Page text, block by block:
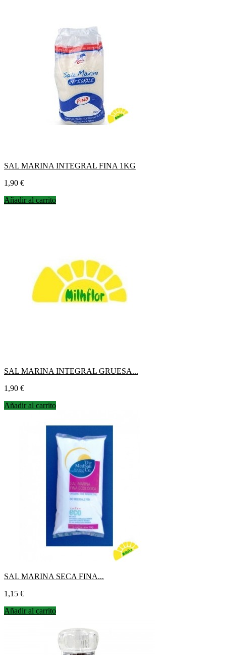
SAL MARINA INTEGRAL FINA 1KG
Precio
1,90 €
Añadir al carrito
SAL MARINA INTEGRAL GRUESA...
Precio
1,90 €
Añadir al carrito
SAL MARINA SECA FINA...
Precio
1,15 €
Añadir al carrito